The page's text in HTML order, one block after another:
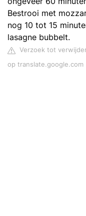
Bestrooi met
nog 10 tot 15
lasagne bubbelt.
Verzoek tot
op translate.google.com